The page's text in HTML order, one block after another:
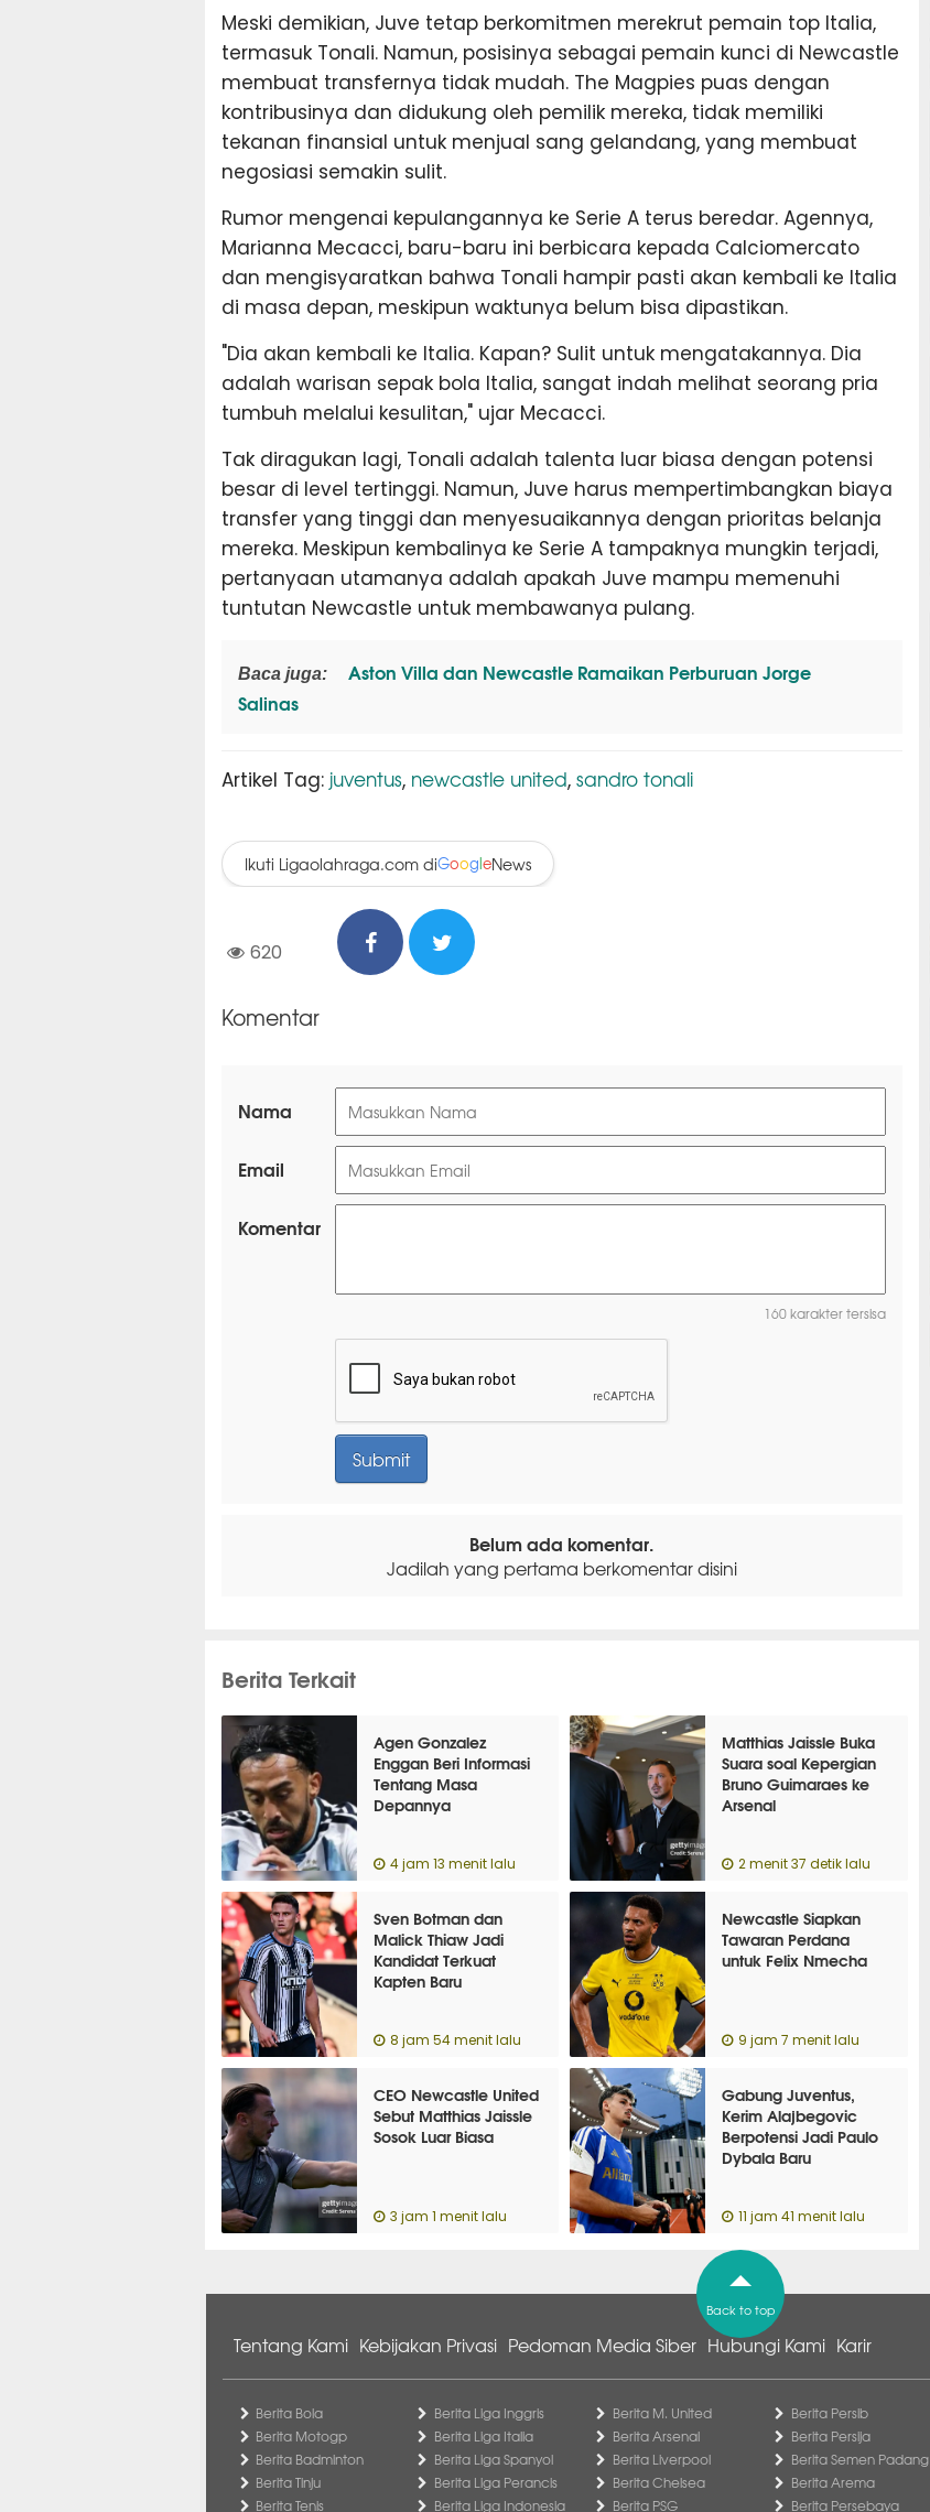
Meski demikian, Juve tetap berkomitmen merekrut pemain top Italia,
termasuk Tonali. Namun, posisinya sebagai pemain kunci di Newcastle
membuat transfernya tidak mudah. The Magpies puas dengan
kontribusinya dan didukung oleh pemilik mereka, tidak memiliki
tekanan finansial untuk menjual sang gelandang, yang membuat
negosiasi semakin sulit.
Rumor mengenai kepulangannya ke Serie A terus beredar. Agennya,
Marianna Mecacci, baru-baru ini berbicara kepada Calciomercato
dan mengisyaratkan bahwa Tonali hampir pasti akan kembali ke Italia
di masa depan, meskipun waktunya belum bisa dipastikan.
"Dia akan kembali ke Italia. Kapan? Sulit untuk mengatakannya. Dia
adalah warisan sepak bola Italia, sangat indah melihat seorang pria
tumbuh melalui kesulitan," ujar Mecacci.
Tak diragukan lagi, Tonali adalah talenta luar biasa dengan potensi
besar di level tertinggi. Namun, Juve harus mempertimbangkan biaya
transfer yang tinggi dan menyesuaikannya dengan prioritas belanja
mereka. Meskipun kembalinya ke Serie A tampaknya mungkin terjadi,
pertanyaan utamanya adalah apakah Juve mampu memenuhi
tuntutan Newcastle untuk membawanya pulang.
Baca juga:
Aston Villa dan Newcastle Ramaikan Perburuan Jorge
Salinas
Artikel Tag: juventus, newcastle united, sandro tonali
Ikuti Ligaolahraga.com diGoogleNews
620
Komentar
Nama
Email
Komentar
160 karakter tersisa
Belum ada komentar.
Jadilah yang pertama berkomentar disini
Berita Terkait
Agen Gonzalez
Enggan Beri Informasi
Tentang Masa
Depannya
4 jam 13 menit lalu
Matthias Jaissle Buka
Suara soal Kepergian
Bruno Guimaraes ke
Arsenal
2 menit 37 detik lalu
Sven Botman dan
Malick Thiaw Jadi
Kandidat Terkuat
Kapten Baru
8 jam 54 menit lalu
Newcastle Siapkan
Tawaran Perdana
untuk Felix Nmecha
9 jam 7 menit lalu
CEO Newcastle United
Sebut Matthias Jaissle
Sosok Luar Biasa
3 jam 1 menit lalu
Gabung Juventus,
Kerim Alajbegovic
Berpotensi Jadi Paulo
Dybala Baru
11 jam 41 menit lalu
Back to top
Tentang Kami Kebijakan Privasi Pedoman Media Siber Hubungi Kami Karir
Berita Bola
Berita Motogp
Berita Badminton
Berita Tinju
Berita Tenis
Berita Liga Inggris
Berita Liga Italia
Berita Liga Spanyol
Berita Liga Perancis
Berita Liga Indonesia
Berita M. United
Berita Arsenal
Berita Liverpool
Berita Chelsea
Berita PSG
Berita Persib
Berita Persija
Berita Semen Padang
Berita Arema
Berita Persebaya